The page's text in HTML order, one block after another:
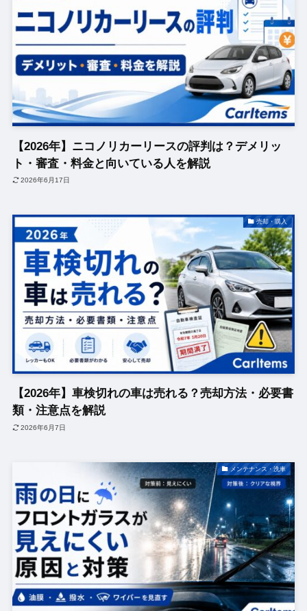
【2026年】ニコノリカーリースの評判は？デメリッ
ト・審査・料金と向いている人を解説
2026年6月17日
売却・購入
【2026年】車検切れの車は売れる？売却方法・必要書
類・注意点を解説
2026年6月7日
メンテナンス・洗車